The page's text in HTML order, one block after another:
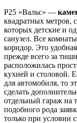
P25 «Вальс» —
квадратных метров,
которых детские и
санузел. Все
коридор. Это
прежде всего за
расположилась
кухней и столовой.
для автомобиля, то
сделать
отдельный гараж на
подобного рода
только при условии